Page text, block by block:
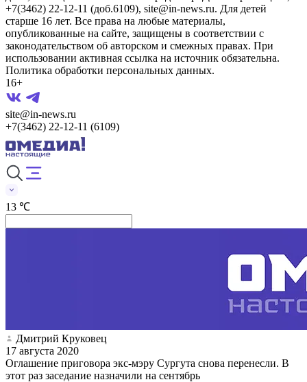
+7(3462) 22-12-11 (доб.6109), site@in-news.ru. Для детей
старше 16 лет. Все права на любые материалы,
опубликованные на сайте, защищены в соответствии с
законодательством об авторском и смежных правах. При
использовании активная ссылка на источник обязательна.
Политика обработки персональных данных.
16+
site@in-news.ru
+7(3462) 22-12-11 (6109)
13 ℃
Дмитрий Круковец
17 августа 2020
Оглашение приговора экс-мэру Сургута снова перенесли. В
этот раз заседание назначили на сентябрь